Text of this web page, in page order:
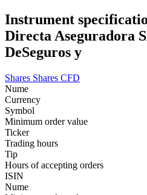
Instrument
Directa Aseguradora
DeSeguros y
Shares Shares CFD
Nume
Currency
Symbol
Minimum order value
Ticker
Trading hours
Tip
Hours of accepting orders
ISIN
Nume